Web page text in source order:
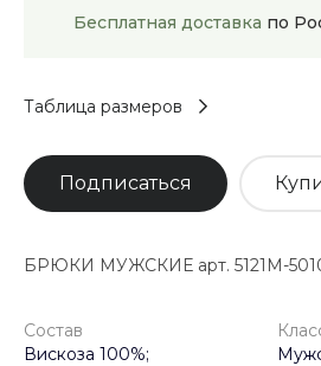
Бесплатная доставка по
Таблица размеров
Подписаться
БРЮКИ МУЖСКИЕ арт. 5121M-
Состав
Вискоза 100%;